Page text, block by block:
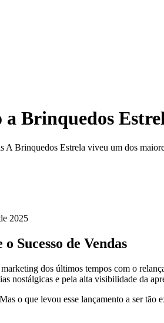
Brinquedos
A Brinquedos Estrela viveu um dos
2025
Sucesso de Vendas
dos últimos tempos com o
nostálgicas e pela alta visibilidade da
o que levou esse lançamento a ser tão